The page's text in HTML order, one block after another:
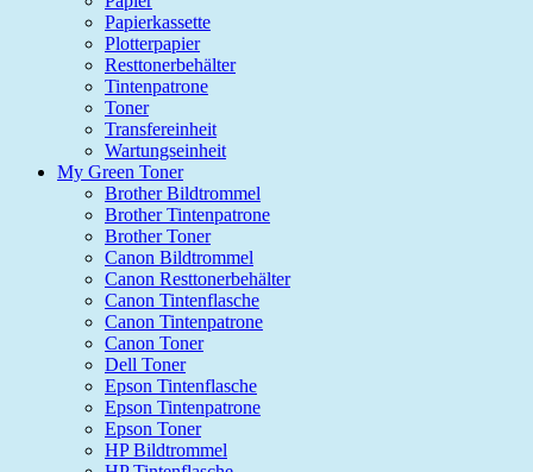
Papierkassette
Plotterpapier
Resttonerbehälter
Tintenpatrone
Toner
Transfereinheit
Wartungseinheit
My Green Toner
Brother Bildtrommel
Brother Tintenpatrone
Brother Toner
Canon Bildtrommel
Canon Resttonerbehälter
Canon Tintenflasche
Canon Tintenpatrone
Canon Toner
Dell Toner
Epson Tintenflasche
Epson Tintenpatrone
Epson Toner
HP Bildtrommel